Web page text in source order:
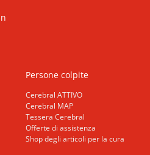
Persone colpite
Cerebral ATTIVO
Cerebral MAP
Tessera Cerebral
Offerte di assistenza
Shop degli articoli per la cura